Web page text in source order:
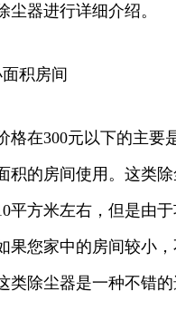
尘器进行详细介绍。
积房间
格在300元以下的主要
积的房间使用。这类
平方米左右，但是由
果您家中的房间较小
类除尘器是一种不错的